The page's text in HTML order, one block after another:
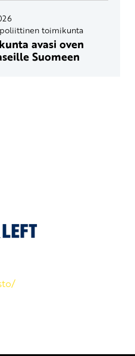
toimikunta
avasi oven
Suomeen